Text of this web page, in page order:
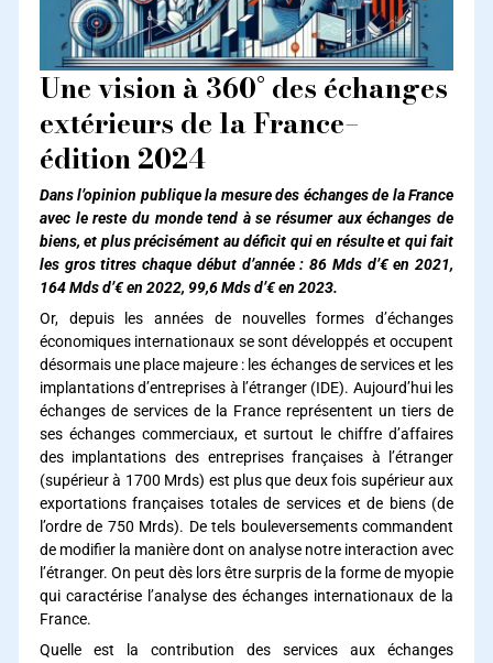
Une vision à 360° des échanges
extérieurs de la France–
édition 2024
Dans l’opinion publique la mesure des échanges de la France
avec le reste du monde tend à se résumer aux échanges de
biens, et plus précisément au déficit qui en résulte et qui fait
les gros titres chaque début d’année : 86 Mds d’€ en 2021,
164 Mds d’€ en 2022, 99,6 Mds d’€ en 2023.
Or, depuis les années de nouvelles formes d’échanges
économiques internationaux se sont développés et occupent
désormais une place majeure : les échanges de services et les
implantations d’entreprises à l’étranger (IDE). Aujourd’hui les
échanges de services de la France représentent un tiers de
ses échanges commerciaux, et surtout le chiffre d’affaires
des implantations des entreprises françaises à l’étranger
(supérieur à 1700 Mrds) est plus que deux fois supérieur aux
exportations françaises totales de services et de biens (de
l’ordre de 750 Mrds). De tels bouleversements commandent
de modifier la manière dont on analyse notre interaction avec
l’étranger. On peut dès lors être surpris de la forme de myopie
qui caractérise l’analyse des échanges internationaux de la
France.
Quelle est la contribution des services aux échanges